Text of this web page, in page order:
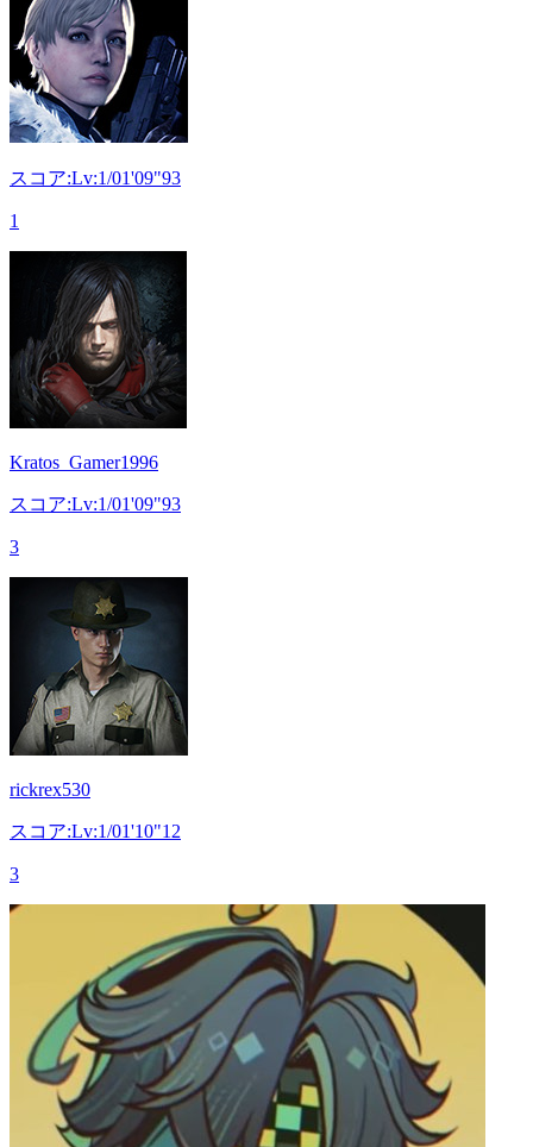
スコア:Lv:1/01'09"93
1
Kratos_Gamer1996
スコア:Lv:1/01'09"93
3
rickrex530
スコア:Lv:1/01'10"12
3